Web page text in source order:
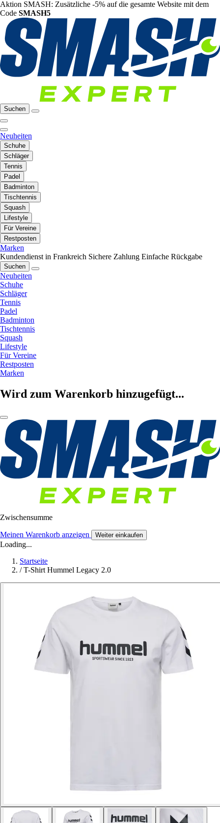
Aktion SMASH: Zusätzliche -5% auf die gesamte Website mit dem
Code SMASH5
Suchen
Neuheiten
Schuhe
Schläger
Tennis
Padel
Badminton
Tischtennis
Squash
Lifestyle
Für Vereine
Restposten
Marken
Kundendienst in Frankreich Sichere Zahlung Einfache Rückgabe
Suchen
Neuheiten
Schuhe
Schläger
Tennis
Padel
Badminton
Tischtennis
Squash
Lifestyle
Für Vereine
Restposten
Marken
Wird zum Warenkorb hinzugefügt...
Zwischensumme
Meinen Warenkorb anzeigen Weiter einkaufen
Loading...
Startseite
/ T-Shirt Hummel Legacy 2.0